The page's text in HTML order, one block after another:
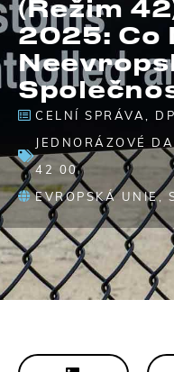
(Režim
2025: Co
CELNÍ SPRÁVA
JEDNORÁZOVÉ
42 00
EVROPSKÁ UNIE,